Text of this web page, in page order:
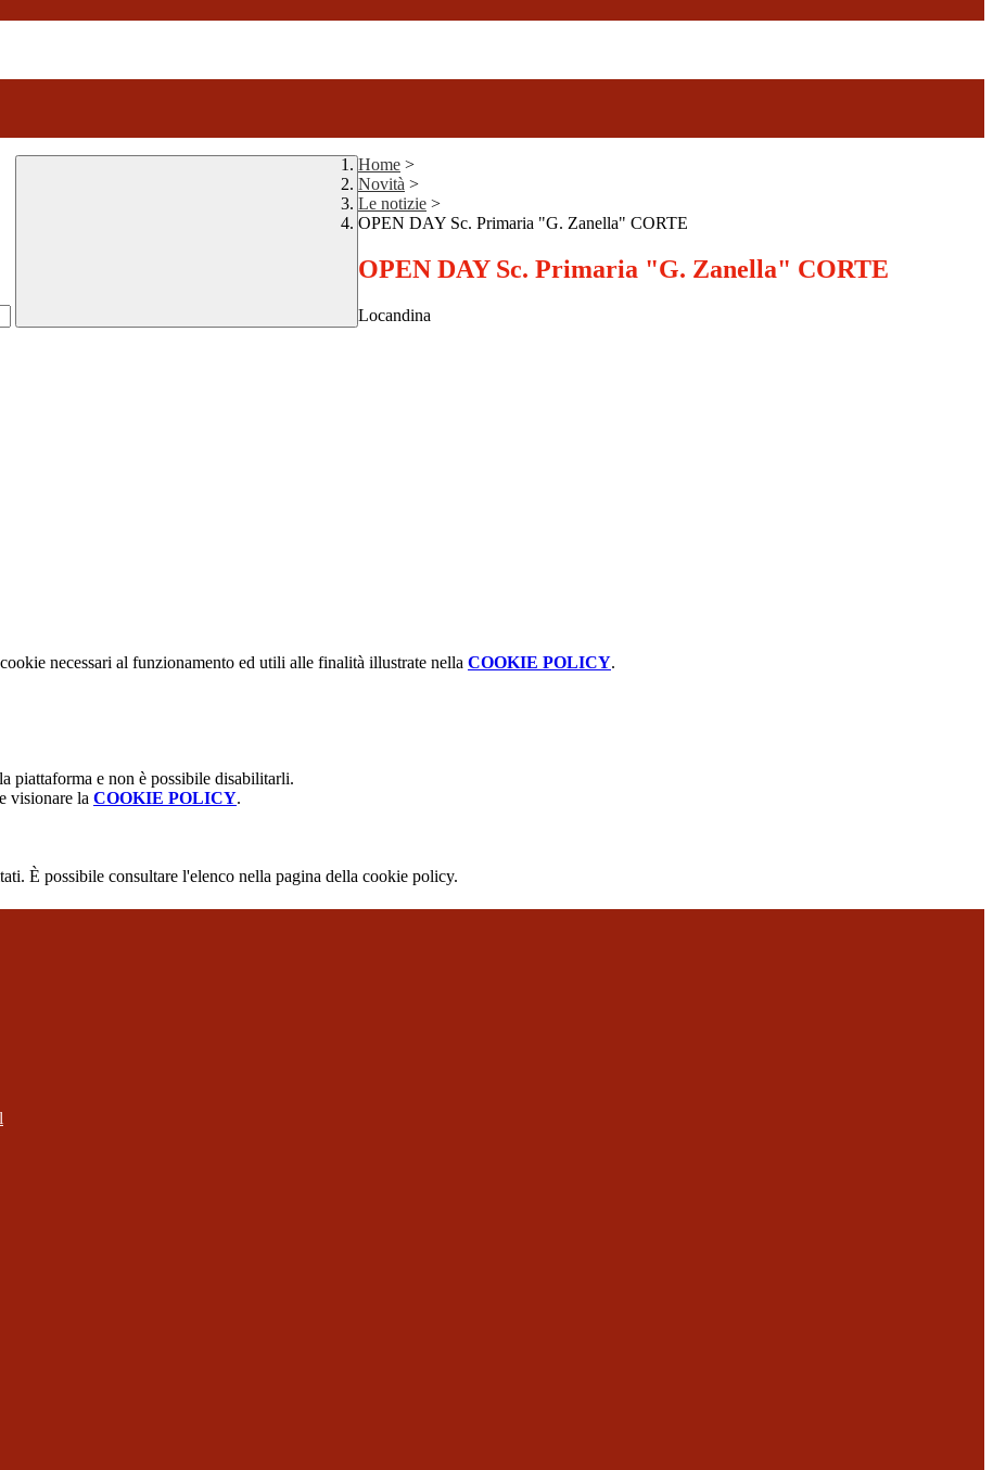
Home >
Novità >
Le notizie >
OPEN DAY Sc. Primaria "G. Zanella" CORTE
OPEN DAY Sc. Primaria "G. Zanella" CORTE
Locandina
necessari al funzionamento ed utili alle finalità illustrate nella COOKIE POLICY.
piattaforma e non è possibile disabilitarli.
visionare la COOKIE POLICY.
È possibile consultare l'elenco nella pagina della cookie policy.